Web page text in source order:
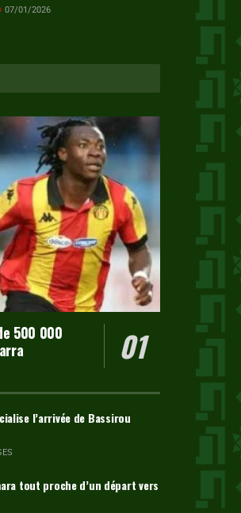
07/01/2026
500 000
l’arrivée de Bassirou
tout proche d’un départ vers